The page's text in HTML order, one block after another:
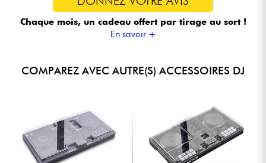
Chaque mois, un cadeau offert par tirage au sort !
En savoir +
COMPAREZ AVEC AUTRE(S) ACCESSOIRES DJ